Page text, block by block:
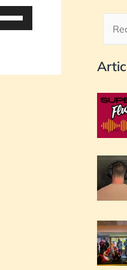
c
h
r
h
e
: